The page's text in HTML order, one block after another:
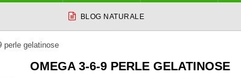
BLOG NATURALE
perle gelatinose
OMEGA 3-6-9 PERLE GELATINOSE